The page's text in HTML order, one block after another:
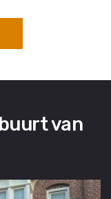
van